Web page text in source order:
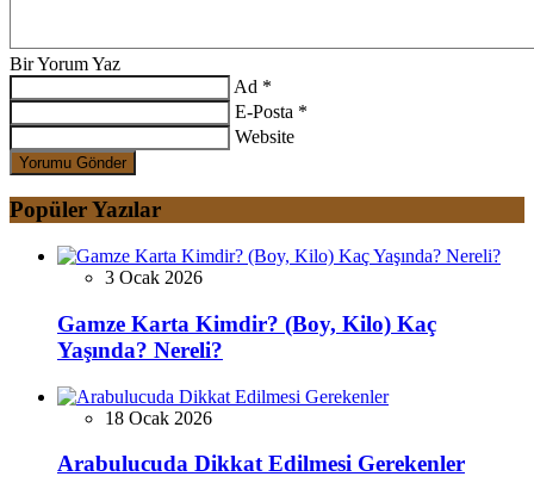
Bir Yorum Yaz
Ad *
E-Posta *
Website
Yorumu Gönder
Popüler Yazılar
3 Ocak 2026
Gamze Karta Kimdir? (Boy, Kilo) Kaç
Yaşında? Nereli?
18 Ocak 2026
Arabulucuda Dikkat Edilmesi Gerekenler